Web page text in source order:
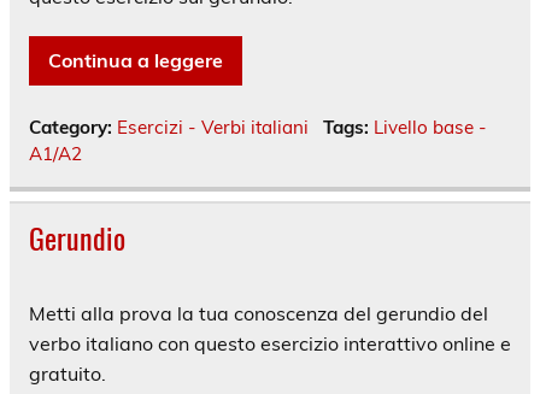
Continua a leggere
Category: Esercizi - Verbi italiani Tags: Livello base -
A1/A2
Gerundio
Metti alla prova la tua conoscenza del gerundio del
verbo italiano con questo esercizio interattivo online e
gratuito.